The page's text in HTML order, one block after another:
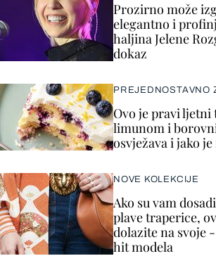
Prozirno može
elegantno i
haljina Jelene
dokaz
PREJEDNOSTAVNO
Ovo je pravi ljetni
limunom i
osvježava i jako
NOVE KOLEKCIJE
Ako su vam
plave traperice,
dolazite na svoje
hit modela